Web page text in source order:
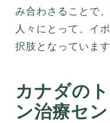
み合わさることで
人々にとって、イ
択肢となっています
カナダの
ン治療セ